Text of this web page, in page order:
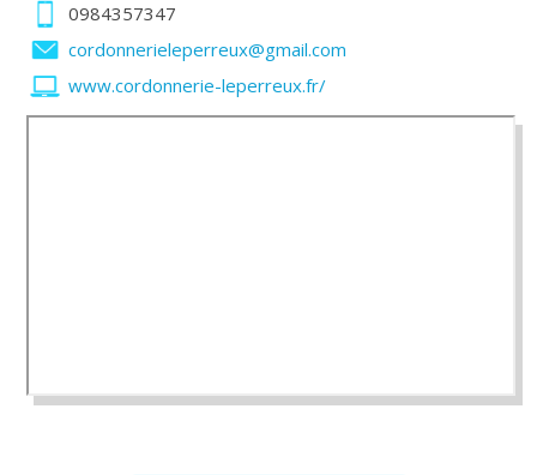
0984357347
cordonnerieleperreux@gmail.com
www.cordonnerie-leperreux.fr/